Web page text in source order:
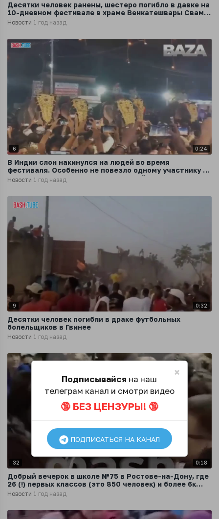
Десятки человек ранены, шестеро погибло в давке на
10-дневном фестивале в храме Венкатешвары Свами
в Индии
Новости 1 год назад
6 0:24
В Индии слон накинулся на людей во время
фестиваля. Особенно не повезло одному участнику -
слон размахивал им, словно тряпкой
Новости 1 год назад
9 0:32
Десятки человек погибли в драке футбольных
болельщиков в Гвинее
Новости 1 год назад
32 0:18
Добрый вечерок в школе №75 в Ростове-на-Дону, где
26 (!) первых классов (это 850 человек) и более 6к
учеников
Новости 1 год назад
×
Подписывайся на наш
телеграм канал и смотри видео
🔞 БЕЗ ЦЕНЗУРЫ! 🔞
ПОДПИСАТЬСЯ НА КАНАЛ